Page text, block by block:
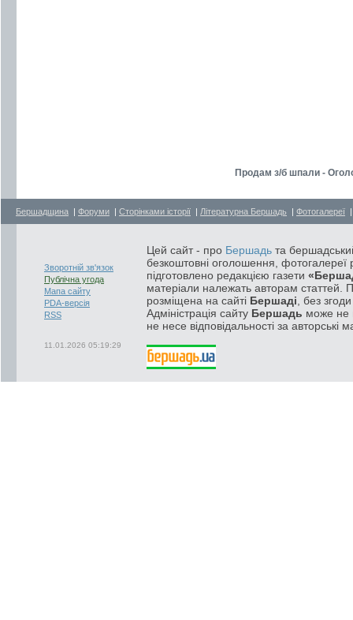
Продам з/б шпали -
Бершадщина | Форуми | Сторінками історії | Літературна Бершадь | Фотогалереї
Зворотній зв'язок
Публічна угода
Мапа сайту
PDA-версія
RSS
11.01.2026 05:19:29
Цей сайт - про Бершадь та
безкоштовні оголошення, фотогалереї
підготовлено редакцією газети
матеріали належать авторам статтей.
розміщена на сайті Бершаді , без
Адміністрація сайту Бершадь може не
не несе відповідальності за авторські